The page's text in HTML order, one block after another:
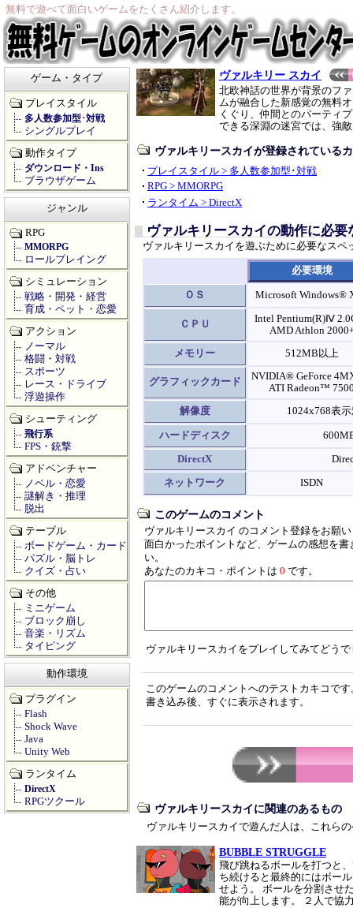
無料で遊べて面白いゲームをたくさん紹介します。
ヴァルキリー スカイ
北欧神話の世界が背景のフ
ムが融合した新感覚の無料
くぐり、仲間とのパーティ
できる深淵の迷宮では、強
ヴァルキリースカイが登録されている
プレイスタイル > 多人数参加型･対戦
RPG > MMORPG
ランタイム > DirectX
ヴァルキリースカイの動作に必要
ヴァルキリースカイを遊ぶために必要なスペ
必要環境
ＯＳ Microsoft Windows®
ＣＰＵ
Intel Pentium(R)Ⅳ
AMD Athlon
メモリー 512MB以上
グラフィックカード
NVIDIA® GeForce
ATI Radeon™
解像度 1024x768表
ハードディスク
DirectX
ネットワーク ISDN
このゲームのコメント
ヴァルキリースカイ のコメント登録をお願
面白かったポイントなど、ゲームの感想を書
い。
あなたのカキコ・ポイントは 0 です。
ヴァルキリースカイをプレイしてみてどうで
このゲームのコメントへのテストカキコです
書き込み後、すぐに表示されます。
ヴァルキリースカイに関連のあるもの
ヴァルキリースカイで遊んだ人は、これら
BUBBLE STRUGGLE
飛び跳ねるボールを打つと
ち続けると最終的にはボー
せよう。 ボールを分割させ
能が向上します。 ２人で協
ゲーム・タイプ
プレイスタイル
多人数参加型･対戦
シングルプレイ
動作タイプ
ダウンロード・Ins
ブラウザゲーム
ジャンル
RPG
MMORPG
ロールプレイング
シミュレーション
戦略・開発・経営
育成・ペット・恋愛
アクション
ノーマル
格闘・対戦
スポーツ
レース・ドライブ
浮遊操作
シューティング
飛行系
FPS・銃撃
アドベンチャー
ノベル・恋愛
謎解き・推理
脱出
テーブル
ボードゲーム・カード
パズル・脳トレ
クイズ・占い
その他
ミニゲーム
ブロック崩し
音楽・リズム
タイピング
動作環境
プラグイン
Flash
Shock Wave
Java
Unity Web
ランタイム
DirectX
RPGツクール